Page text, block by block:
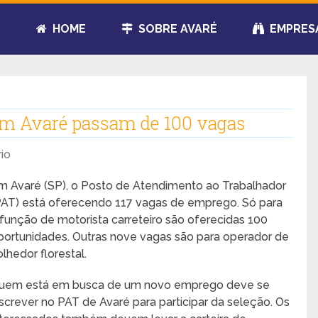
HOME SOBRE AVARÉ
Avaré passam de 100 vagas
Avaré (SP), o Posto de Atendimento ao Trabalhador
está oferecendo 117 vagas de emprego. Só para
de motorista carreteiro são oferecidas 100
Outras nove vagas são para operador de
florestal.
está em busca de um novo emprego deve se
no PAT de Avaré para participar da seleção. Os